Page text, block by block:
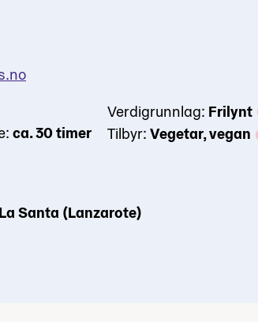
ca. 30 timer
Verdigrunnlag: Frilynt
Tilbyr: Vegetar, vegan
Santa (Lanzarote)